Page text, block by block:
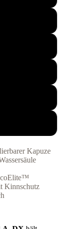
Kapuze
Kinnschutz